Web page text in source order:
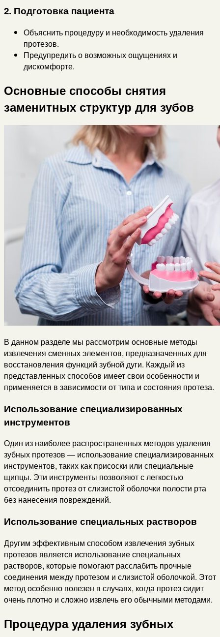
2. Подготовка пациента
Объяснить процедуру и необходимость удаления
протезов.
Предупредить о возможных ощущениях и
дискомфорте.
Основные способы снятия
заменитных структур для зубов
В данном разделе мы рассмотрим основные методы
извлечения сменных элементов, предназначенных для
восстановления функций зубной дуги. Каждый из
представленных способов имеет свои особенности и
применяется в зависимости от типа и состояния протеза.
Использование специализированных
инструментов
Один из наиболее распространенных методов удаления
зубных протезов — использование специализированных
инструментов, таких как присоски или специальные
щипцы. Эти инструменты позволяют с легкостью
отсоединить протез от слизистой оболочки полости рта
без нанесения повреждений.
Использование специальных растворов
Другим эффективным способом извлечения зубных
протезов является использование специальных
растворов, которые помогают расслабить прочные
соединения между протезом и слизистой оболочкой. Этот
метод особенно полезен в случаях, когда протез сидит
очень плотно и сложно извлечь его обычными методами.
Процедура удаления зубных